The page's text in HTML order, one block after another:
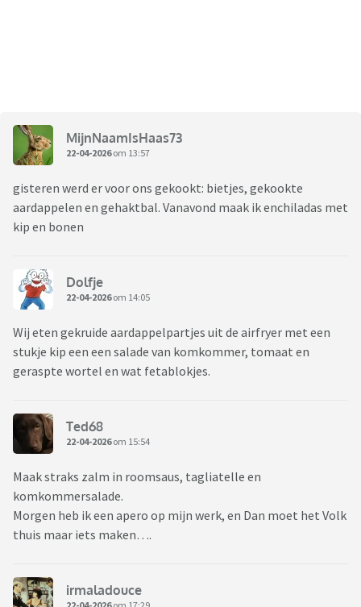
MijnNaamIsHaas73
22-04-2026om 13:57
gisteren werd er voor ons gekookt: bietjes, gekookte
aardappelen en gehaktbal. Vanavond maak ik enchiladas met
kip en bonen
Dolfje
22-04-2026om 14:05
Wij eten gekruide aardappelpartjes uit de airfryer met een
stukje kip een een salade van komkommer, tomaat en
geraspte wortel en wat fetablokjes.
Ted68
22-04-2026om 15:54
Maak straks zalm in roomsaus, tagliatelle en
komkommersalade.
Morgen heb ik een apero op mijn werk, en Dan moet het Volk
thuis maar iets maken….
irmaladouce